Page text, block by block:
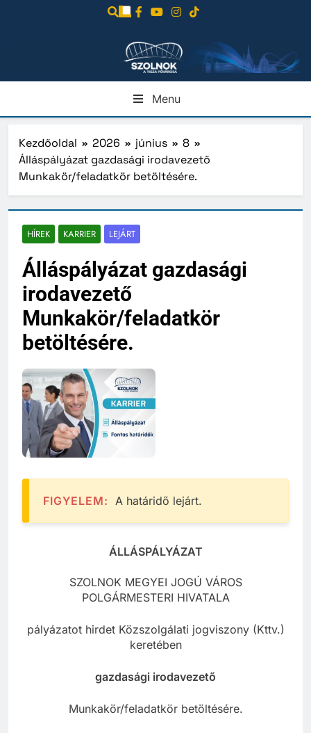
Menu
Kezdőoldal 2026 június
8
Álláspályázat gazdasági irodavezető
Munkakör/feladatkör betöltésére.
HÍREK KARRIER LEJÁRT
Álláspályázat gazdasági
irodavezető
Munkakör/feladatkör
betöltésére.
FIGYELEM: A határidő lejárt.
ÁLLÁSPÁLYÁZAT
SZOLNOK MEGYEI JOGÚ VÁROS
POLGÁRMESTERI HIVATALA
pályázatot hirdet Közszolgálati jogviszony (Kttv.)
keretében
gazdasági irodavezető
Munkakör/feladatkör betöltésére.